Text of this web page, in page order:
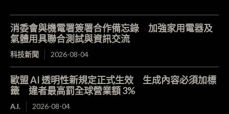
消委會與機電署簽署合作備忘錄 加強家用電器及
氣體用具聯合測試與資訊交流
科技新聞 2026-08-04
歐盟 AI 透明性新規定正式生效 生成內容必須加標
籤 違者最高罰全球營業額 3%
A.I. 2026-08-04